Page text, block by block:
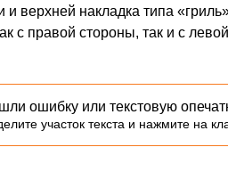
и верхней накладка типа
с правой стороны, так и с
ошибку или текстовую
участок текста и нажмите на